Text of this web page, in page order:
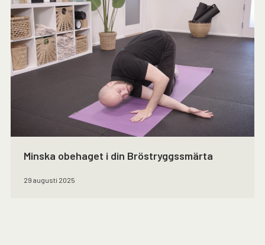
Minska obehaget i din Bröstryggssmärta
29 augusti 2025